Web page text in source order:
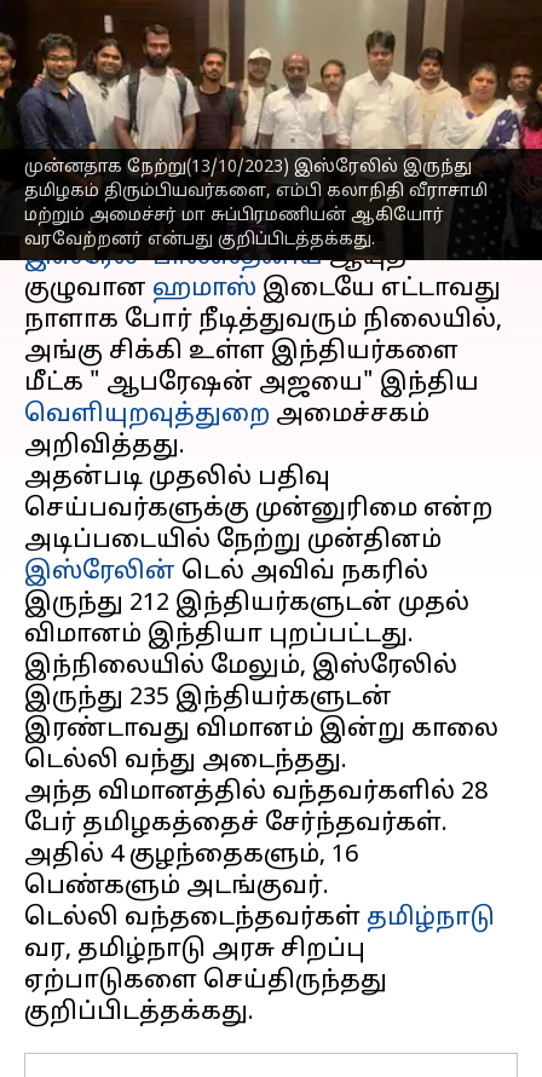
முன்னதாக நேற்று(13/10/2023) இஸ்ரேலில் இருந்து
தமிழகம் திரும்பியவர்களை, எம்பி கலாநிதி வீராசாமி
மற்றும் அமைச்சர் மா சுப்பிரமணியன் ஆகியோர்
வரவேற்றனர் என்பது குறிப்பிடத்தக்கது.
இஸ்ரேலில் இருந்து
தமிழகம் திரும்பிய 28
தமிழர்கள்
எழுதியவர் Srinath r Oct 14, 2023 03:45 pm
செய்தி முன்னோட்டம்
இஸ்ரேல்- பாலஸ்தீனியஆயுத
குழுவான ஹமாஸ் இடையே எட்டாவது
நாளாக போர் நீடித்துவரும் நிலையில்,
அங்கு சிக்கி உள்ள இந்தியர்களை
மீட்க " ஆபரேஷன் அஜயை" இந்திய
வெளியுறவுத்துறை அமைச்சகம்
அறிவித்தது.
அதன்படி முதலில் பதிவு
செய்பவர்களுக்கு முன்னுரிமை என்ற
அடிப்படையில் நேற்று முன்தினம்
இஸ்ரேலின் டெல் அவிவ் நகரில்
இருந்து 212 இந்தியர்களுடன் முதல்
விமானம் இந்தியா புறப்பட்டது.
இந்நிலையில் மேலும், இஸ்ரேலில்
இருந்து 235 இந்தியர்களுடன்
இரண்டாவது விமானம் இன்று காலை
டெல்லி வந்து அடைந்தது.
அந்த விமானத்தில் வந்தவர்களில் 28
பேர் தமிழகத்தைச் சேர்ந்தவர்கள்.
அதில் 4 குழந்தைகளும், 16
பெண்களும் அடங்குவர்.
டெல்லி வந்தடைந்தவர்கள் தமிழ்நாடு
வர, தமிழ்நாடு அரசு சிறப்பு
ஏற்பாடுகளை செய்திருந்தது